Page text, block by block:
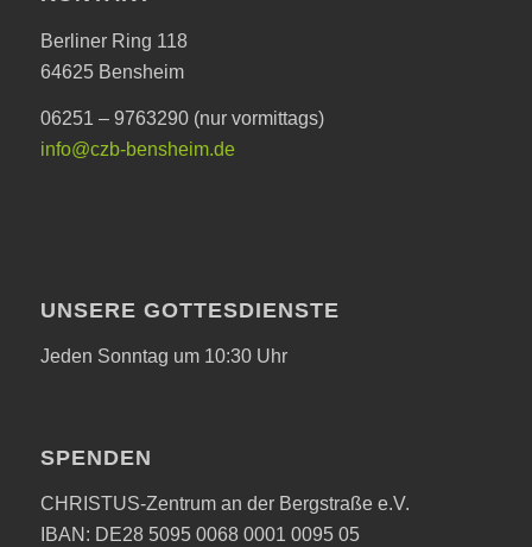
Berliner Ring 118
64625 Bensheim
06251 – 9763290 (nur vormittags)
info@czb-bensheim.de
UNSERE GOTTESDIENSTE
Jeden Sonntag um 10:30 Uhr
SPENDEN
CHRISTUS-Zentrum an der Bergstraße e.V.
IBAN: DE28 5095 0068 0001 0095 05